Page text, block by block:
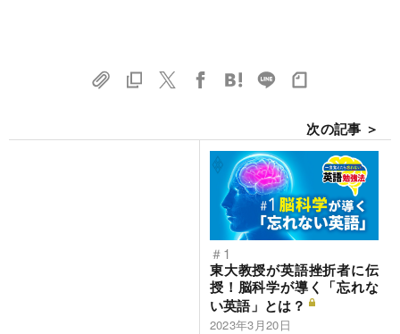
次の記事 ＞
＃1
東大教授が英語挫折者に伝
授！脳科学が導く「忘れな
い英語」とは？
2023年3月20日